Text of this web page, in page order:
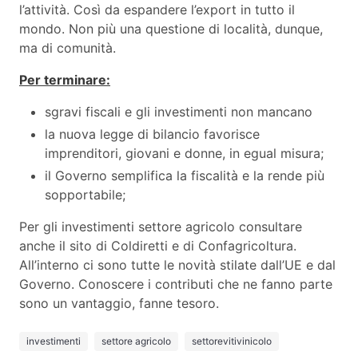
l’attività. Così da espandere l’export in tutto il
mondo. Non più una questione di località, dunque,
ma di comunità.
Per terminare:
sgravi fiscali e gli investimenti non mancano
la nuova legge di bilancio favorisce
imprenditori, giovani e donne, in egual misura;
il Governo semplifica la fiscalità e la rende più
sopportabile;
Per gli investimenti settore agricolo consultare
anche il sito di Coldiretti e di Confagricoltura.
All’interno ci sono tutte le novità stilate dall’UE e dal
Governo. Conoscere i contributi che ne fanno parte
sono un vantaggio, fanne tesoro.
investimenti settore agricolo settorevitivinicolo